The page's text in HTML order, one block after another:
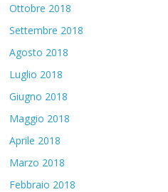
Ottobre 2018
Settembre 2018
Agosto 2018
Luglio 2018
Giugno 2018
Maggio 2018
Aprile 2018
Marzo 2018
Febbraio 2018